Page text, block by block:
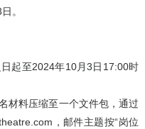
。
起至2024年10月3日17:00时
料压缩至一个文件包，通过
，邮件主题按“岗位